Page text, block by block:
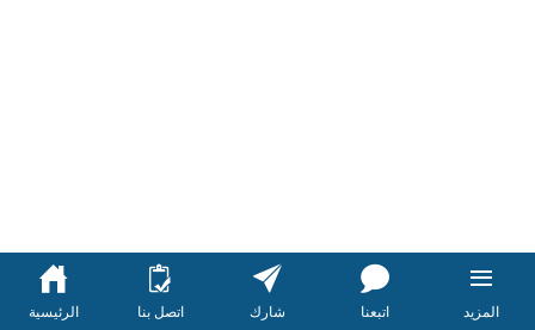
الرئيسية اتصل بنا شارك اتبعنا المزيد